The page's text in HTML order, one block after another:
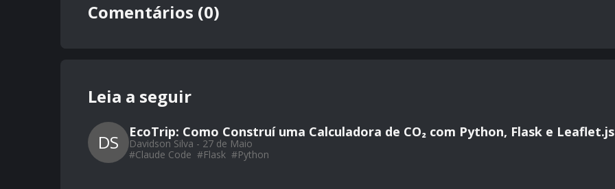
Comentários (0)
Leia a seguir
DS EcoTrip: Como Construí uma Calculadora de CO₂ com Python, Flask e Leaflet.js
Davidson Silva - 27 de Maio
#Claude Code #Flask #Python